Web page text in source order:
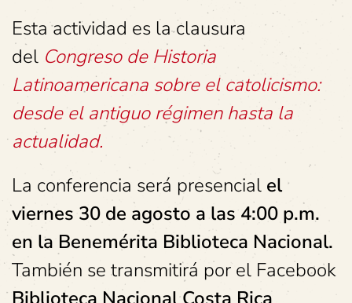
Esta actividad es la clausura
del Congreso de Historia
Latinoamericana sobre el catolicismo:
desde el antiguo régimen hasta la
actualidad.
La conferencia será presencial el
viernes 30 de agosto a las 4:00 p.m.
en la Benemérita Biblioteca Nacional.
También se transmitirá por el Facebook